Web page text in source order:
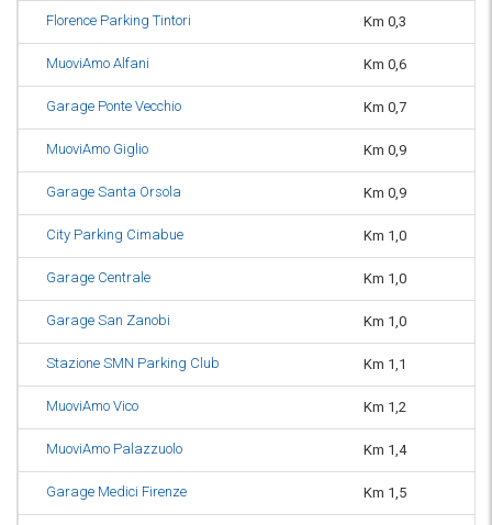
Florence Parking Tintori Km 0,3
MuoviAmo Alfani Km 0,6
Garage Ponte Vecchio Km 0,7
MuoviAmo Giglio Km 0,9
Garage Santa Orsola Km 0,9
City Parking Cimabue Km 1,0
Garage Centrale Km 1,0
Garage San Zanobi Km 1,0
Stazione SMN Parking Club Km 1,1
MuoviAmo Vico Km 1,2
MuoviAmo Palazzuolo Km 1,4
Garage Medici Firenze Km 1,5